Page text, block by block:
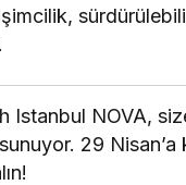
Istanbul NOVA,
29 Nisan’a